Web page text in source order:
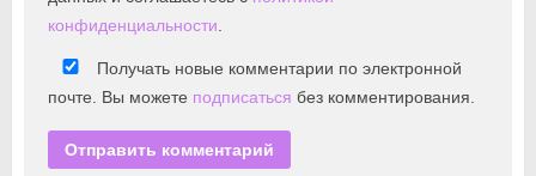
конфиденциальности
Получать новые комментарии по электронной
почте. Вы можете подписаться без комментирования.